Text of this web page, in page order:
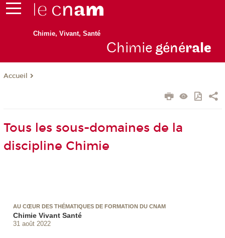
Chimie, Vivant, Santé
Chimie générale
Accueil
Tous les sous-domaines de la
discipline Chimie
AU CŒUR DES THÉMATIQUES DE FORMATION DU CNAM
Chimie Vivant Santé
31 août 2022